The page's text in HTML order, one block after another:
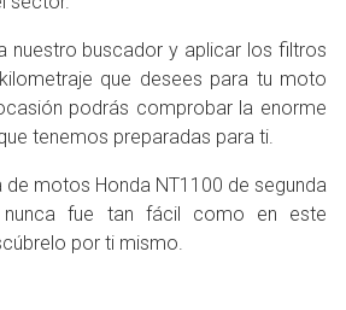
nuestro buscador y aplicar los filtros
que desees para tu moto
podrás comprobar la enorme
tenemos preparadas para ti.
de motos Honda NT1100 de segunda
nunca fue tan fácil como en este
por ti mismo.